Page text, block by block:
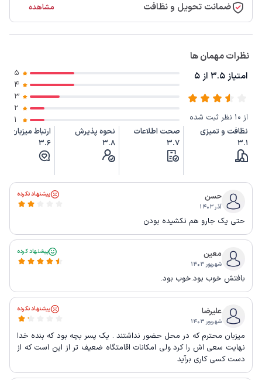
ضمانت تحویل و نظافت مشاهده
نظرات مهمان ها
امتیاز 3.5 از 5
از 10 نظر ثبت شده
5
4
3
2
1
نظافت و تمیزی
3.1
صحت اطلاعات
3.7
نحوه پذیرش
3.8
ارتباط میزبان
3.6
حسن
آذر ۱۴۰۳
پیشنهاد نکرده
حتی یک جارو هم نکشیده بودن
معین
شهریور ۱۴۰۳
پیشنهاد کرده
بافتش خوب بود.خوب بود.
علیرضا
شهریور ۱۴۰۳
پیشنهاد نکرده
میزبان محترم که در محل حضور نداشتند . یک پسر بچه بود که بنده خدا
نهایت سعی اش را کرد ولی امکانات اقامتگاه ضعیف تر از این است که از
دست کسی کاری برآید